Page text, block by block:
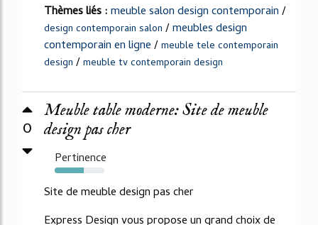
Thèmes liés :meuble salon design contemporain/
design contemporain salon /meubles design
contemporain en ligne/meuble tele contemporain
design /meuble tv contemporain design
0
Meuble table moderne: Site de meuble
design pas cher
Pertinence
59%
Site de meuble design pas cher
Express Design vous propose un grand choix de